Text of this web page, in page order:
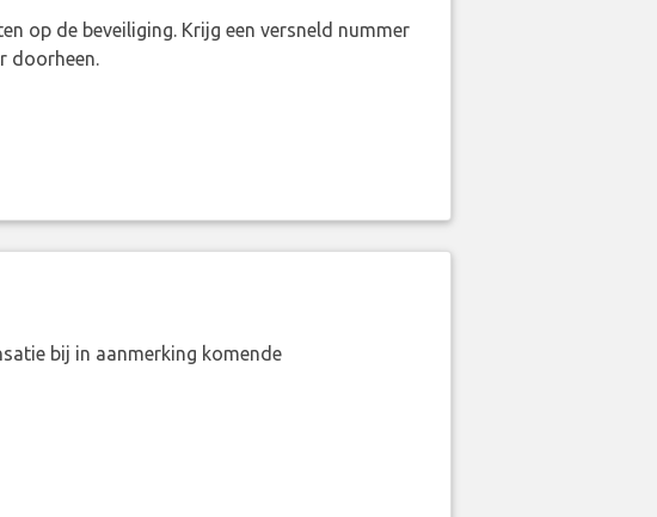
op de beveiliging. Krijg een versneld nummer
doorheen.
bij in aanmerking komende